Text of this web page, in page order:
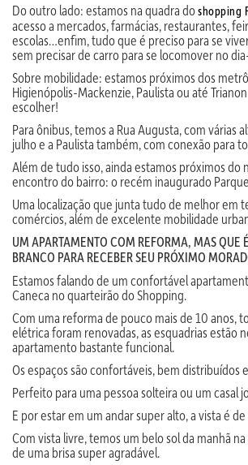
Do outro lado: estamos na quadra doshopping
acesso a mercados, farmácias, restaurantes,
escolas…enfim, tudo que é preciso para se
sem precisar de carro para se locomover no
Sobre mobilidade: estamos próximos dos
Higienópolis-Mackenzie, Paulista ou até
escolher!
Para ônibus, temos a Rua Augusta, com várias
julho e a Paulista também, com conexão para
Além de tudo isso, ainda estamos próximos do
encontro do bairro: o recém inaugurado
Uma localização que junta tudo de melhor em
comércios, além de excelente mobilidade
UM APARTAMENTO COM REFORMA, MAS QUE
BRANCO PARA RECEBER SEU PRÓXIMO
Estamos falando de um confortável
Caneca no quarteirão do Shopping.
Com uma reforma de pouco mais de 10 anos,
elétrica foram renovadas, as esquadrias estão
apartamento bastante funcional.
Os espaços são confortáveis, bem distribuídos
Perfeito para uma pessoa solteira ou um casal
E por estar em um andar super alto, a vista é
Com vista livre, temos um belo sol da manhã
de uma brisa super agradável.